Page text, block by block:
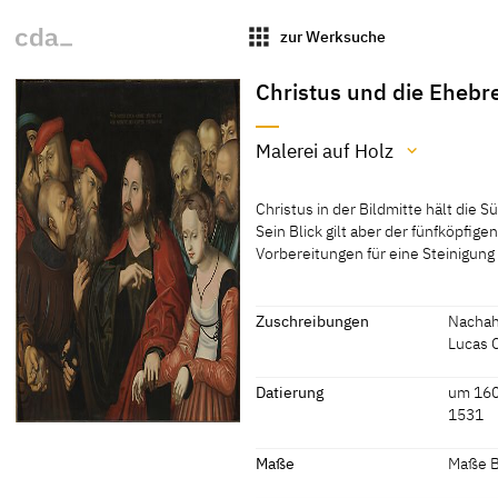
apps zur Werksuche
Christus und die
Malerei auf Holz
Malerei auf Holz
[Exhib. Cat. Oslo 1998, 303-304]
Christus in der Bildmitte hält die
Sein Blick gilt aber der
Vorbereitungen für eine
Vorbereitungen für eine
wutverzerrten Zügen des
Hintergrund abspielt, nahe an den
Zuschreibungen
Lucas
Zuschreibungen
Datierung
um
1531
Datierung
Maße Maße